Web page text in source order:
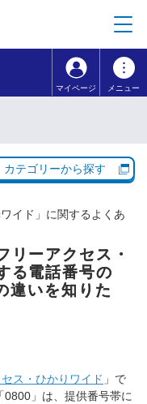
ションへ移動
マイページ メニュー
カテゴリーから探す
イド 」に関するよくあ
リーアクセス・
る電話番号の
違いを知りた
ス・ひかりワイド 」で
」は、提供番号帯に